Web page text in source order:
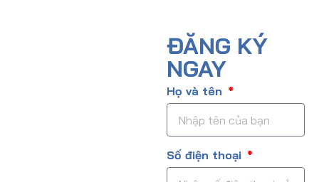
ĐĂNG KÝ
NGAY
Họ và tên
Số điện thoại